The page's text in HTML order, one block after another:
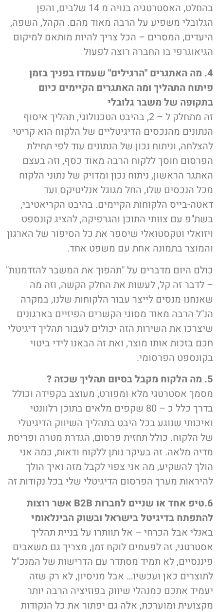
בהחלט, האסטרטגיה בנויה מ 14 שלבים, והפן
הגלובלי משפיע על הרבה מאוד מהם. הקהל, השפה,
היעדים, המסרים – הכל צריך להיות מותאם למיקום
הגיאוגרפי בו החברה רוצה לפעול
4. מה האתגרים "הרגילים" שעמדו בפניך בזמן
פיתוח התהליך ומה האתגרים הקיימים כיום
בתקופה של משבר גלובלי
זה מתחלק ל – 2, בהיבט הטכנולוגי, תהליך איסוף
הנתונים מהנכסים הדיגיטליים של הלקוח הוא קריטי
להצלחה, וניתוח נכון של הנתונים עוד לפי תחילת
הפרסום חוסך ללקוח הרבה מאוד כסף, וזה בעצם
האתגר הראשון, ניתוח נכון ומדויק של נתוני הלקוח
מכל הנכסים שלו, החל מגוגל אנליטיקס ועד
דאטה-בייס הלקוחות הקיימים. בהיבט הקריאטיבי,
בשת"פ עם צוותי התוכן והגרפיקה, להציג קונספט
ויזואלי וטקסטואלי שיספר את כל הסיפור של הארגון
והמוצר בתמונה אחת עם משפט אחד.
כולם היום מדברים על "תהפוך את המשבר להזדמנות"
– לדבר זה קל, לעשות את החלק הקשה, וזה מה
שאנחנו מנסים לייצר עבור הלקוחות שלנו, במקרה
הנ"ל הרבה מאוד מסוגי הקשרים הפיזיים בארגונים
שיצרכו את השירות הזה יכולים לעבור תהליך דיגיטלי
חכם בזכות אותו מוצר, ואת זה הבאנו לידי ביטוי
בקונספט הפרסומי.
5. מה הלקוח מקבל בסיום תהליך שכזה ?
מסמך אסטרטגי מלא ומפורט, מעוצב בקפידה וכולל
בדרך כלל כ – 80 שקפים מלאים בתוכן רלוונטי
ואיכותי שנוגע בכל היבט בתהליך השיווק הדיגיטלי
של הלקוח. כולל תחזית פרסום, הגדרת מטרה ופריסת
מדיה מלאה. זה בעיקר נותן ללקוח ודאות, כמה אני
הולך להשקיע, מה אני צפוי לקבל מזה ואיך הולך
להיראות מערך הפרסום הדיגיטלי שלי בכל נקודות זה
6.טיפ אחד או שניים לחברות B2B אשר רוצות
להתפתח בדיגיטל בישראל ובשוק הבינלאומי
באנלי אבל הכרחי – אל תוותרו על בניית תהליך
אסטרטגי, זה לפעמים לוקח זמן, מצריך גם משאבים
פיננסיים, לא תמיד מסתדר עם הדרישות של המנכ"ל
לתוצרים כאן ועכשיו… אבל מניסיון, לא רק שזה
יעמיד אתכם כמנהלי שיווק בפוזיציה הרבה יותר
מקצועית ומוערכת, אלה גם יפתור את כל הנקודות